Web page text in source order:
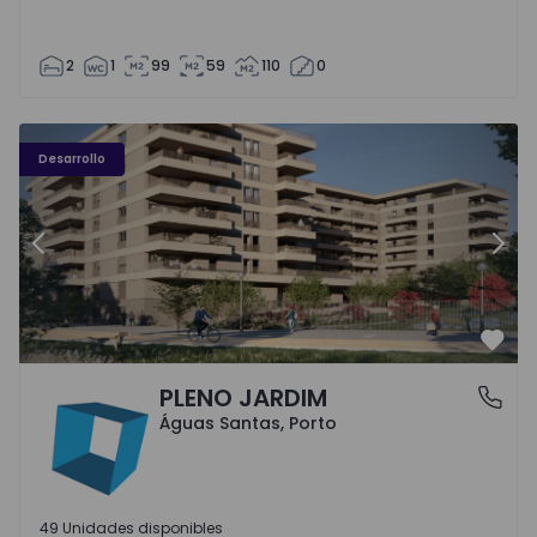
2 1 99 59 110 0
Desarrollo
PLENO JARDIM - 3
Anterior
Águas Santas, PortoPLENO JARDIM
Águas Santas, Porto
49 Unidades disponibles